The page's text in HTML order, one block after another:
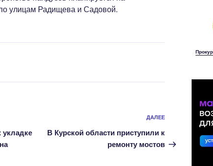
улицам Радищева и Садовой.
Следующая
запись
ДАЛЕЕ
В Курской области приступили к
ремонту мостов